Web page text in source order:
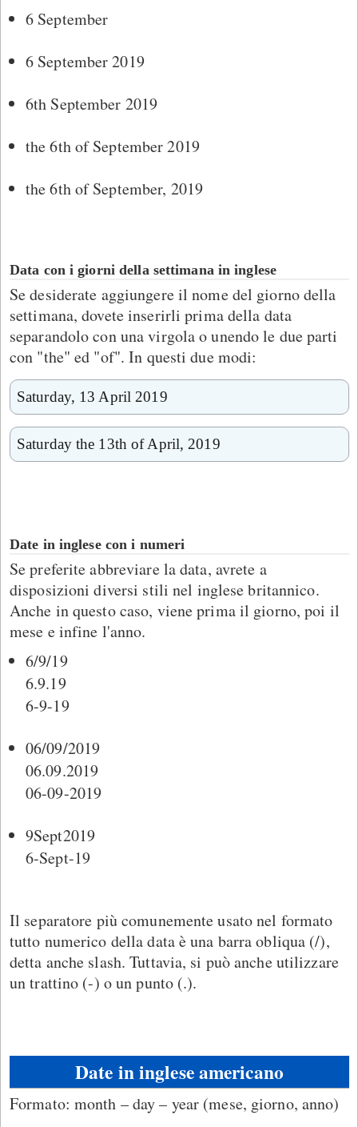
6 September
6 September 2019
6th September 2019
the 6th of September 2019
the 6th of September, 2019
Data con i giorni della settimana in inglese
Se desiderate aggiungere il nome del giorno della
settimana, dovete inserirli prima della data
separandolo con una virgola o unendo le due parti
con "the" ed "of". In questi due modi:
Saturday, 13 April 2019
Saturday the 13th of April, 2019
Date in inglese con i numeri
Se preferite abbreviare la data, avrete a
disposizioni diversi stili nel inglese britannico.
Anche in questo caso, viene prima il giorno, poi il
mese e infine l'anno.
6/9/19
6.9.19
6-9-19
06/09/2019
06.09.2019
06-09-2019
9Sept2019
6-Sept-19
Il separatore più comunemente usato nel formato
tutto numerico della data è una barra obliqua (/),
detta anche slash. Tuttavia, si può anche utilizzare
un trattino (-) o un punto (.).
Date in inglese americano
Formato: month – day – year (mese, giorno, anno)